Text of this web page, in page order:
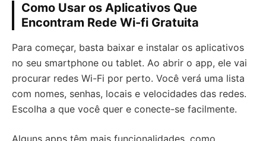
Como Usar os Aplicativos Que
Encontram Rede Wi-fi Gratuita
Para começar, basta baixar e instalar os aplicativos
no seu smartphone ou tablet. Ao abrir o app, ele vai
procurar redes Wi-Fi por perto. Você verá uma lista
com nomes, senhas, locais e velocidades das redes.
Escolha a que você quer e conecte-se facilmente.